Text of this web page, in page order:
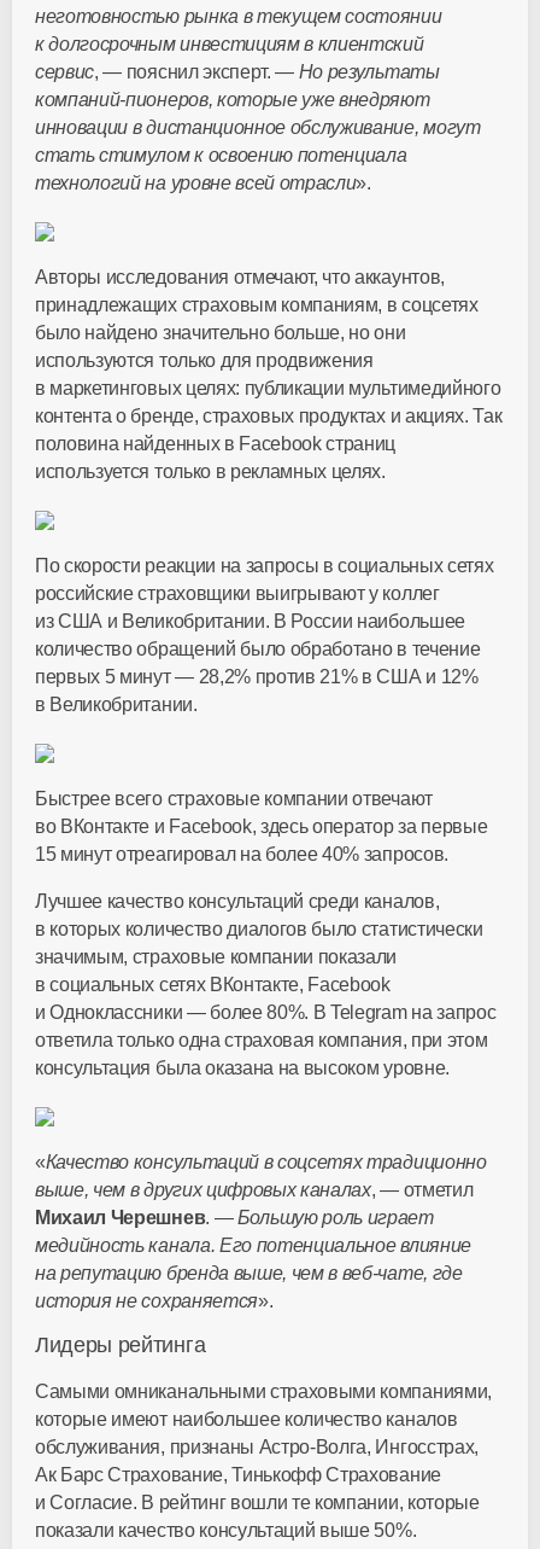
неготовностью рынка в текущем состоянии
к долгосрочным инвестициям в клиентский
сервис, — пояснил эксперт. — Но результаты
компаний-пионеров, которые уже внедряют
инновации в дистанционное обслуживание, могут
стать стимулом к освоению потенциала
технологий на уровне всей отрасли».
Авторы исследования отмечают, что аккаунтов,
принадлежащих страховым компаниям, в соцсетях
было найдено значительно больше, но они
используются только для продвижения
в маркетинговых целях: публикации мультимедийного
контента о бренде, страховых продуктах и акциях. Так
половина найденных в Facebook страниц
используется только в рекламных целях.
По скорости реакции на запросы в социальных сетях
российские страховщики выигрывают у коллег
из США и Великобритании. В России наибольшее
количество обращений было обработано в течение
первых 5 минут — 28,2% против 21% в США и 12%
в Великобритании.
Быстрее всего страховые компании отвечают
во ВКонтакте и Facebook, здесь оператор за первые
15 минут отреагировал на более 40% запросов.
Лучшее качество консультаций среди каналов,
в которых количество диалогов было статистически
значимым, страховые компании показали
в социальных сетях ВКонтакте, Facebook
и Одноклассники — более 80%. В Telegram на запрос
ответила только одна страховая компания, при этом
консультация была оказана на высоком уровне.
«Качество консультаций в соцсетях традиционно
выше, чем в других цифровых каналах, — отметил
Михаил Черешнев. —Большую роль играет
медийность канала. Его потенциальное влияние
на репутацию бренда выше, чем в веб-чате, где
история не сохраняется».
Лидеры рейтинга
Самыми омниканальными страховыми компаниями,
которые имеют наибольшее количество каналов
обслуживания, признаны Астро-Волга, Ингосстрах,
Ак Барс Страхование, Тинькофф Страхование
и Согласие. В рейтинг вошли те компании, которые
показали качество консультаций выше 50%.